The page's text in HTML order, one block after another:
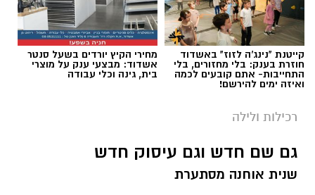
קייטנת "נינג'ה לזוז" באשדוד
חוזרת בענק: בלי מחזורים, בלי
התחייבות- אתם קובעים לכמה
ואיזה ימים להירשם!
מחירי הקיץ יורדים בשעל סנטר
אשדוד: מבצעי ענק על מוצרי
בית, גינה וכלי עבודה
רכילות ולילה
גם שם חדש וגם עיסוק חדש
שנית אוחנה מסתערת